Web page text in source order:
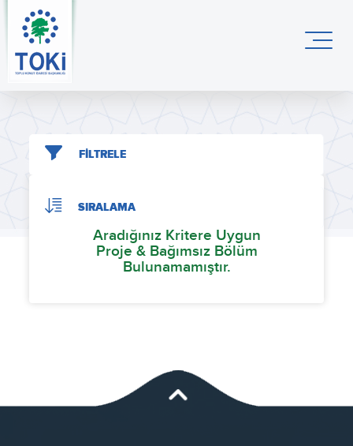
FİLTRELE
SIRALAMA
Aradığınız Kritere Uygun
Proje & Bağımsız Bölüm
Bulunamamıştır.